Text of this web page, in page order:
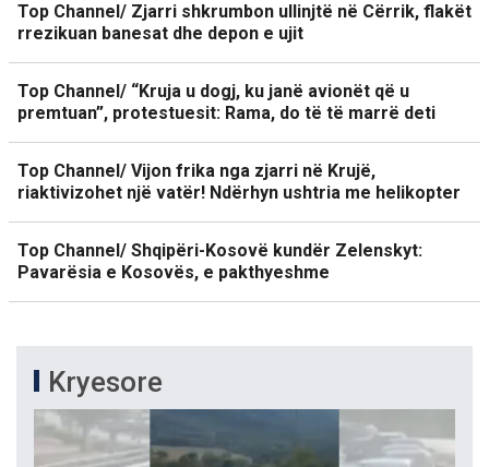
Top Channel/ Zjarri shkrumbon ullinjtë në Cërrik, flakët
rrezikuan banesat dhe depon e ujit
Top Channel/ “Kruja u dogj, ku janë avionët që u
premtuan”, protestuesit: Rama, do të të marrë deti
Top Channel/ Vijon frika nga zjarri në Krujë,
riaktivizohet një vatër! Ndërhyn ushtria me helikopter
Top Channel/ Shqipëri-Kosovë kundër Zelenskyt:
Pavarësia e Kosovës, e pakthyeshme
Kryesore